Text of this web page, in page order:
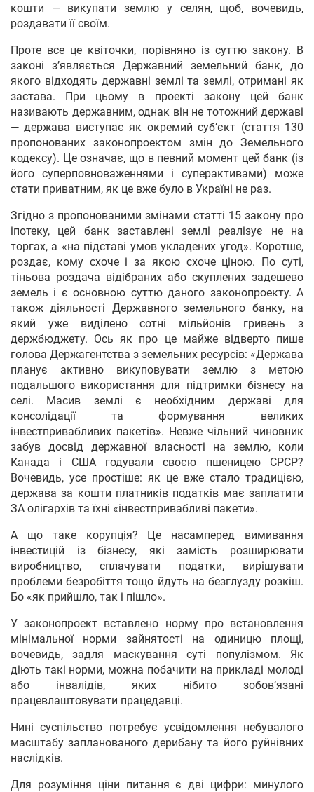
кошти — викупати землю у селян, щоб, вочевидь,
роздавати її своїм.
Проте все це квіточки, порівняно із суттю закону. В
законі з’являється Державний земельний банк, до
якого відходять державні землі та землі, отримані як
застава. При цьому в проекті закону цей банк
називають державним, однак він не тотожний державі
— держава виступає як окремий суб’єкт (стаття 130
пропонованих законопроектом змін до Земельного
кодексу). Це означає, що в певний момент цей банк (із
його суперповноваженнями і суперактивами) може
стати приватним, як це вже було в Україні не раз.
Згідно з пропонованими змінами статті 15 закону про
іпотеку, цей банк заставлені землі реалізує не на
торгах, а «на підставі умов укладених угод». Коротше,
роздає, кому схоче і за якою схоче ціною. По суті,
тіньова роздача відібраних або скуплених задешево
земель і є основною суттю даного законопроекту. А
також діяльності Державного земельного банку, на
який уже виділено сотні мільйонів гривень з
держбюджету. Ось як про це майже відверто пише
голова Держагентства з земельних ресурсів: «Держава
планує активно викуповувати землю з метою
подальшого використання для підтримки бізнесу на
селі. Масив землі є необхідним державі для
консолідації та формування великих
інвестпривабливих пакетів». Невже чільний чиновник
забув досвід державної власності на землю, коли
Канада і США годували своєю пшеницею СРСР?
Вочевидь, усе простіше: як це вже стало традицією,
держава за кошти платників податків має заплатити
ЗА олігархів та їхні «інвестпривабливі пакети».
А що таке корупція? Це насамперед вимивання
інвестицій із бізнесу, які замість розширювати
виробництво, сплачувати податки, вирішувати
проблеми безробіття тощо йдуть на безглузду розкіш.
Бо «як прийшло, так і пішло».
У законопроект вставлено норму про встановлення
мінімальної норми зайнятості на одиницю площі,
вочевидь, задля маскування суті популізмом. Як
діють такі норми, можна побачити на прикладі молоді
або інвалідів, яких нібито зобов’язані
працевлаштовувати працедавці.
Нині суспільство потребує усвідомлення небувалого
масштабу запланованого дерибану та його руйнівних
наслідків.
Для розуміння ціни питання є дві цифри: минулого